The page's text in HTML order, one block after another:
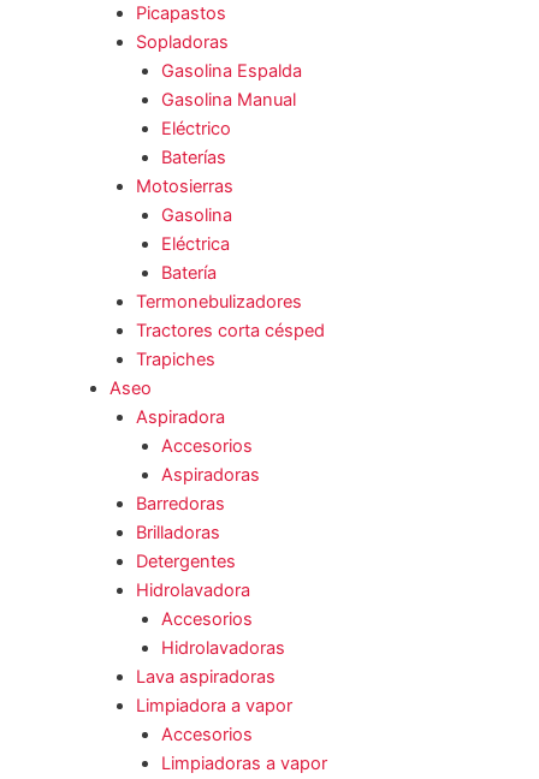
Picapastos
Sopladoras
Gasolina Espalda
Gasolina Manual
Eléctrico
Baterías
Motosierras
Gasolina
Eléctrica
Batería
Termonebulizadores
Tractores corta césped
Trapiches
Aseo
Aspiradora
Accesorios
Aspiradoras
Barredoras
Brilladoras
Detergentes
Hidrolavadora
Accesorios
Hidrolavadoras
Lava aspiradoras
Limpiadora a vapor
Accesorios
Limpiadoras a vapor